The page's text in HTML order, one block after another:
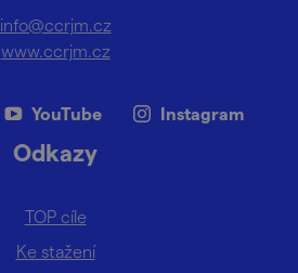
info@ccrjm.cz
www.ccrjm.cz
YouTube Instagram
Odkazy
TOP cíle
Ke stažení